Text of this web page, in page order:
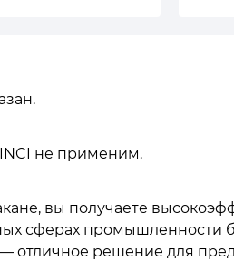
INCI не применим.
вы получаете
сферах промышленности
отличное решение для